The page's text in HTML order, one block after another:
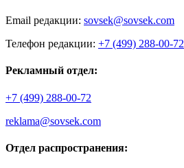
Email редакции: sovsek@sovsek.com
Телефон редакции: +7 (499) 288-00-72
Рекламный отдел:
+7 (499) 288-00-72
reklama@sovsek.com
Отдел распространения: